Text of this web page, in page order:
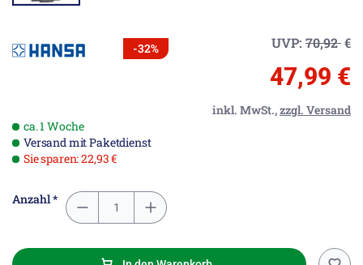
-32% UVP: 70,92€
47,99 €
inkl. MwSt.,zzgl. Versand
ca. 1 Woche
Versand mit Paketdienst
Sie sparen: 22,93 €
Anzahl *